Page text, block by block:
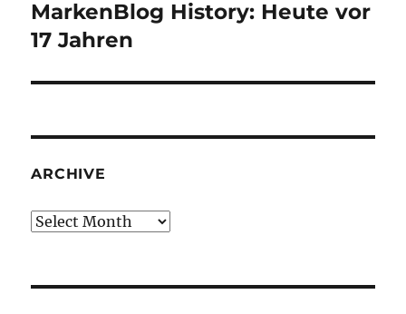
Next
post:
MarkenBlog History: Heute vor
17 Jahren
ARCHIVE
Archive